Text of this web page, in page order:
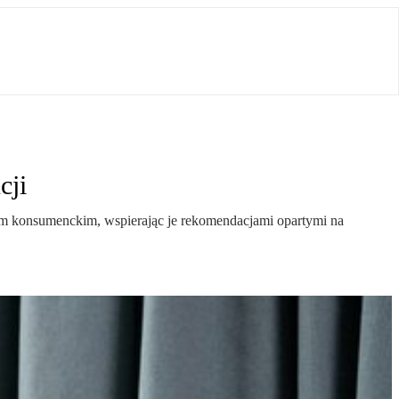
konsumenckim, wspierając je rekomendacjami opartymi na